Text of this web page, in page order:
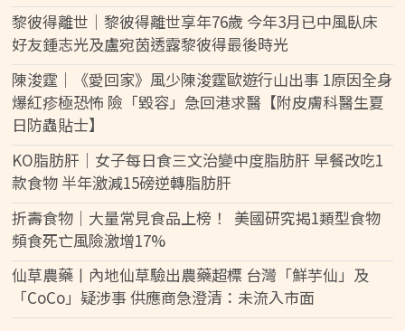
黎彼得離世｜黎彼得離世享年76歲 今年3月已中風臥床
好友鍾志光及盧宛茵透露黎彼得最後時光
陳浚霆｜《愛回家》風少陳浚霆歐遊行山出事 1原因全身
爆紅疹極恐怖 險「毀容」急回港求醫【附皮膚科醫生夏
日防蟲貼士】
KO脂肪肝｜女子每日食三文治變中度脂肪肝 早餐改吃1
款食物 半年激減15磅逆轉脂肪肝
折壽食物｜大量常見食品上榜！ 美國研究揭1類型食物
頻食死亡風險激增17%
仙草農藥丨內地仙草驗出農藥超標 台灣「鮮芋仙」及
「CoCo」疑涉事 供應商急澄清：未流入市面